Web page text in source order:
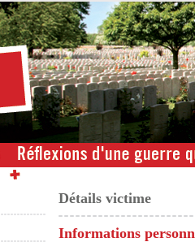
Détails victime
Informations